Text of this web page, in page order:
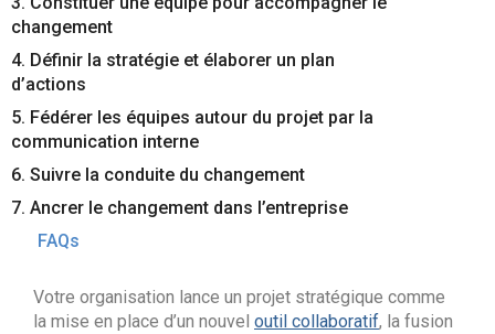
Contactez-nous
Essayez eXo
changement
4. Définir la stratégie et élaborer un plan
d’actions
5. Fédérer les équipes autour du projet par la
communication interne
6. Suivre la conduite du changement
7. Ancrer le changement dans l’entreprise
FAQs
Votre organisation lance un projet stratégique comme
la mise en place d’un nouvel outil collaboratif, la fusion